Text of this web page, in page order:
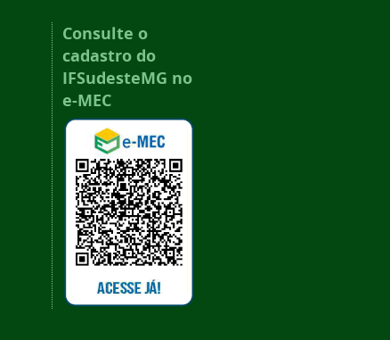
Consulte o
cadastro do
IFSudesteMG no
e-MEC